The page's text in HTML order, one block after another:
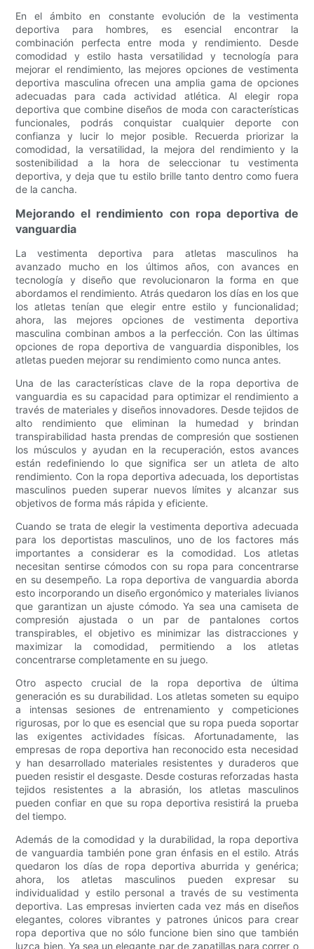
En el ámbito en constante evolución de la vestimenta
deportiva para hombres, es esencial encontrar la
combinación perfecta entre moda y rendimiento. Desde
comodidad y estilo hasta versatilidad y tecnología para
mejorar el rendimiento, las mejores opciones de vestimenta
deportiva masculina ofrecen una amplia gama de opciones
adecuadas para cada actividad atlética. Al elegir ropa
deportiva que combine diseños de moda con características
funcionales, podrás conquistar cualquier deporte con
confianza y lucir lo mejor posible. Recuerda priorizar la
comodidad, la versatilidad, la mejora del rendimiento y la
sostenibilidad a la hora de seleccionar tu vestimenta
deportiva, y deja que tu estilo brille tanto dentro como fuera
de la cancha.
Mejorando el rendimiento con ropa deportiva de
vanguardia
La vestimenta deportiva para atletas masculinos ha
avanzado mucho en los últimos años, con avances en
tecnología y diseño que revolucionaron la forma en que
abordamos el rendimiento. Atrás quedaron los días en los que
los atletas tenían que elegir entre estilo y funcionalidad;
ahora, las mejores opciones de vestimenta deportiva
masculina combinan ambos a la perfección. Con las últimas
opciones de ropa deportiva de vanguardia disponibles, los
atletas pueden mejorar su rendimiento como nunca antes.
Una de las características clave de la ropa deportiva de
vanguardia es su capacidad para optimizar el rendimiento a
través de materiales y diseños innovadores. Desde tejidos de
alto rendimiento que eliminan la humedad y brindan
transpirabilidad hasta prendas de compresión que sostienen
los músculos y ayudan en la recuperación, estos avances
están redefiniendo lo que significa ser un atleta de alto
rendimiento. Con la ropa deportiva adecuada, los deportistas
masculinos pueden superar nuevos límites y alcanzar sus
objetivos de forma más rápida y eficiente.
Cuando se trata de elegir la vestimenta deportiva adecuada
para los deportistas masculinos, uno de los factores más
importantes a considerar es la comodidad. Los atletas
necesitan sentirse cómodos con su ropa para concentrarse
en su desempeño. La ropa deportiva de vanguardia aborda
esto incorporando un diseño ergonómico y materiales livianos
que garantizan un ajuste cómodo. Ya sea una camiseta de
compresión ajustada o un par de pantalones cortos
transpirables, el objetivo es minimizar las distracciones y
maximizar la comodidad, permitiendo a los atletas
concentrarse completamente en su juego.
Otro aspecto crucial de la ropa deportiva de última
generación es su durabilidad. Los atletas someten su equipo
a intensas sesiones de entrenamiento y competiciones
rigurosas, por lo que es esencial que su ropa pueda soportar
las exigentes actividades físicas. Afortunadamente, las
empresas de ropa deportiva han reconocido esta necesidad
y han desarrollado materiales resistentes y duraderos que
pueden resistir el desgaste. Desde costuras reforzadas hasta
tejidos resistentes a la abrasión, los atletas masculinos
pueden confiar en que su ropa deportiva resistirá la prueba
del tiempo.
Además de la comodidad y la durabilidad, la ropa deportiva
de vanguardia también pone gran énfasis en el estilo. Atrás
quedaron los días de ropa deportiva aburrida y genérica;
ahora, los atletas masculinos pueden expresar su
individualidad y estilo personal a través de su vestimenta
deportiva. Las empresas invierten cada vez más en diseños
elegantes, colores vibrantes y patrones únicos para crear
ropa deportiva que no sólo funcione bien sino que también
luzca bien. Ya sea un elegante par de zapatillas para correr o